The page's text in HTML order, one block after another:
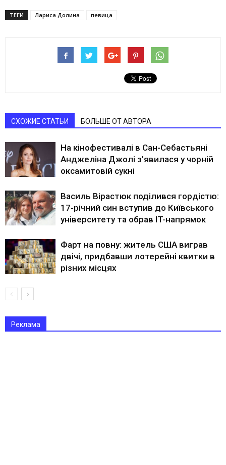
ТЕГИ Лариса Долина певица
СХОЖИЕ СТАТЬИ БОЛЬШЕ ОТ АВТОРА
На кінофестивалі в Сан-Себастьяні
Анджеліна Джолі з’явилася у чорній
оксамитовій сукні
Василь Вірастюк поділився гордістю:
17-річний син вступив до Київського
університету та обрав IT-напрямок
Фарт на повну: житель США виграв
двічі, придбавши лотерейні квитки в
різних місцях
Реклама